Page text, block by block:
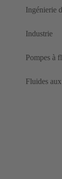
Ingénierie
Industrie
Pompes à
Fluides